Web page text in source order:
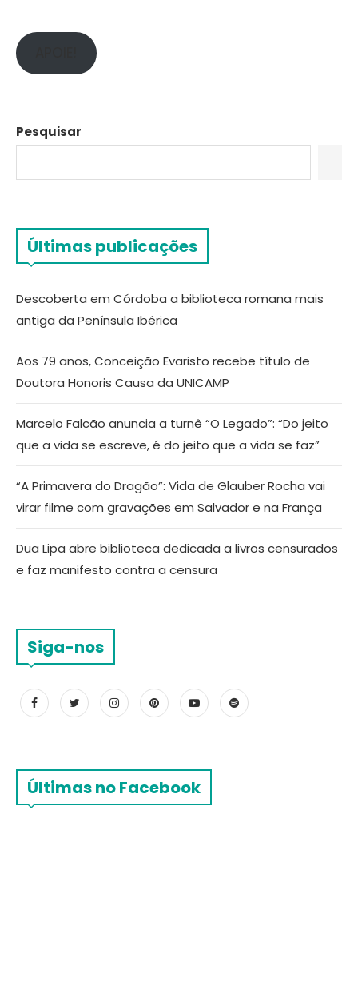
Pesquisar
Últimas publicações
Descoberta em Córdoba a biblioteca romana mais
antiga da Península Ibérica
Aos 79 anos, Conceição Evaristo recebe título de
Doutora Honoris Causa da UNICAMP
Marcelo Falcão anuncia a turnê “O Legado”: “Do jeito
que a vida se escreve, é do jeito que a vida se faz”
“A Primavera do Dragão”: Vida de Glauber Rocha vai
virar filme com gravações em Salvador e na França
Dua Lipa abre biblioteca dedicada a livros censurados
e faz manifesto contra a censura
Siga-nos
Últimas no Facebook